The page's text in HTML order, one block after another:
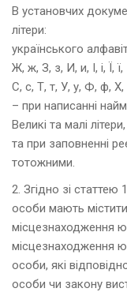
В установчих
літери:
українського
Ж, ж, З, з, И, и, І, і, Ї,
С, с, Т, т, У, у, Ф, ф,
– при написанні
Великі та малі
та при заповненні
тотожними.
2. Згідно зі
особи мають
місцезнаходження
місцезнаходження
особи, які
особи чи закону